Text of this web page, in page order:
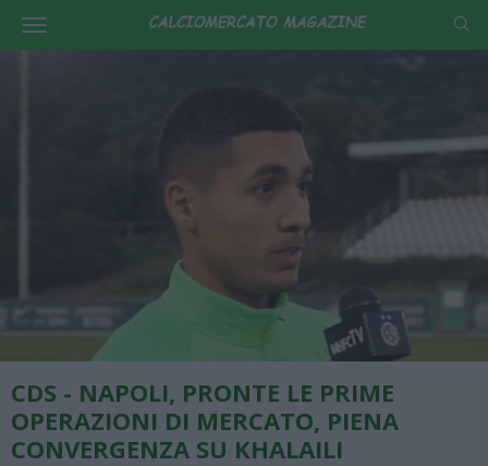
CDS - NAPOLI, PRONTE LE PRIME
OPERAZIONI DI MERCATO, PIENA
CONVERGENZA SU KHALAILI